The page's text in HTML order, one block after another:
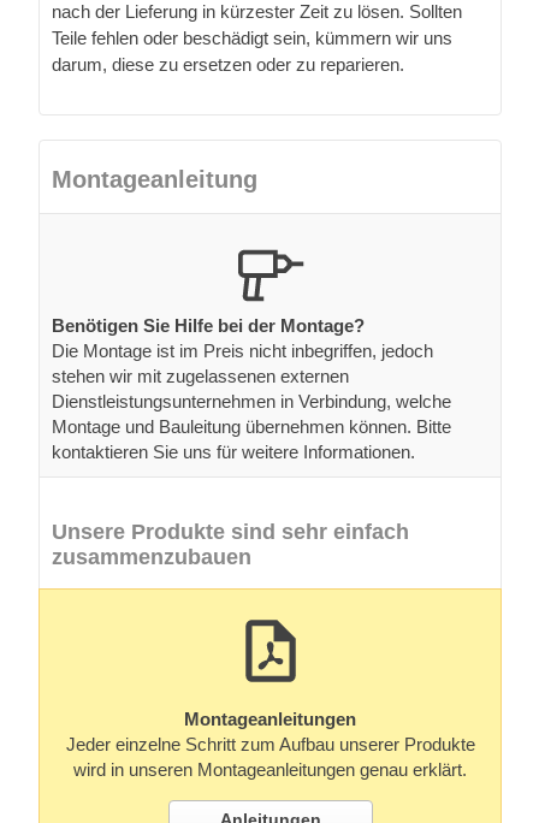
nach der Lieferung in kürzester Zeit zu lösen. Sollten
Teile fehlen oder beschädigt sein, kümmern wir uns
darum, diese zu ersetzen oder zu reparieren.
Montageanleitung
Benötigen Sie Hilfe bei der Montage?
Die Montage ist im Preis nicht inbegriffen, jedoch
stehen wir mit zugelassenen externen
Dienstleistungsunternehmen in Verbindung, welche
Montage und Bauleitung übernehmen können. Bitte
kontaktieren Sie uns für weitere Informationen.
Unsere Produkte sind sehr einfach
zusammenzubauen
Montageanleitungen
Jeder einzelne Schritt zum Aufbau unserer Produkte
wird in unseren Montageanleitungen genau erklärt.